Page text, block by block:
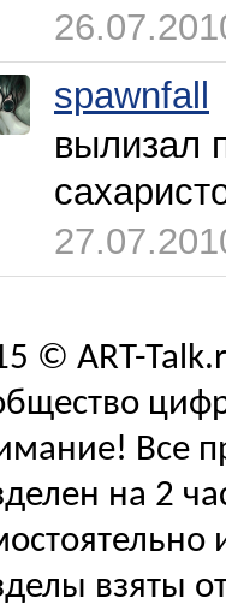
spawnfall
вылизал
© ART-
Все
на 2
взяты